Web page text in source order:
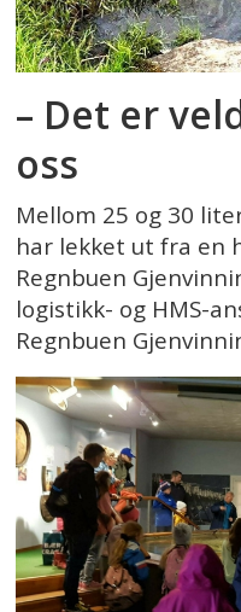
– Det er
oss
Mellom 25 og 30
har lekket ut fra en
Regnbuen
logistikk- og HMS-
Regnbuen